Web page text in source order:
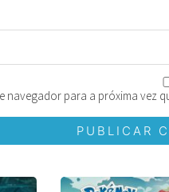
navegador para a próxima vez